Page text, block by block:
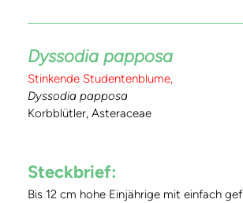
Dyssodia papposa
Stinkende Studentenblume,
Dyssodia papposa
Korbblütler, Asteraceae
Steckbrief:
Bis 12 cm hohe Einjährige mit einfach